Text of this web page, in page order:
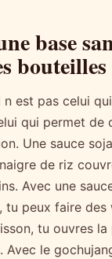
base
bouteilles
n est pas celui
qui permet de
Une sauce
de riz
Avec une
tu peux faire des
tu ouvres
Avec le